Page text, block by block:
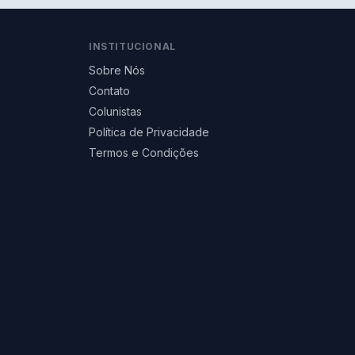
INSTITUCIONAL
Sobre Nós
Contato
Colunistas
Política de Privacidade
Termos e Condições